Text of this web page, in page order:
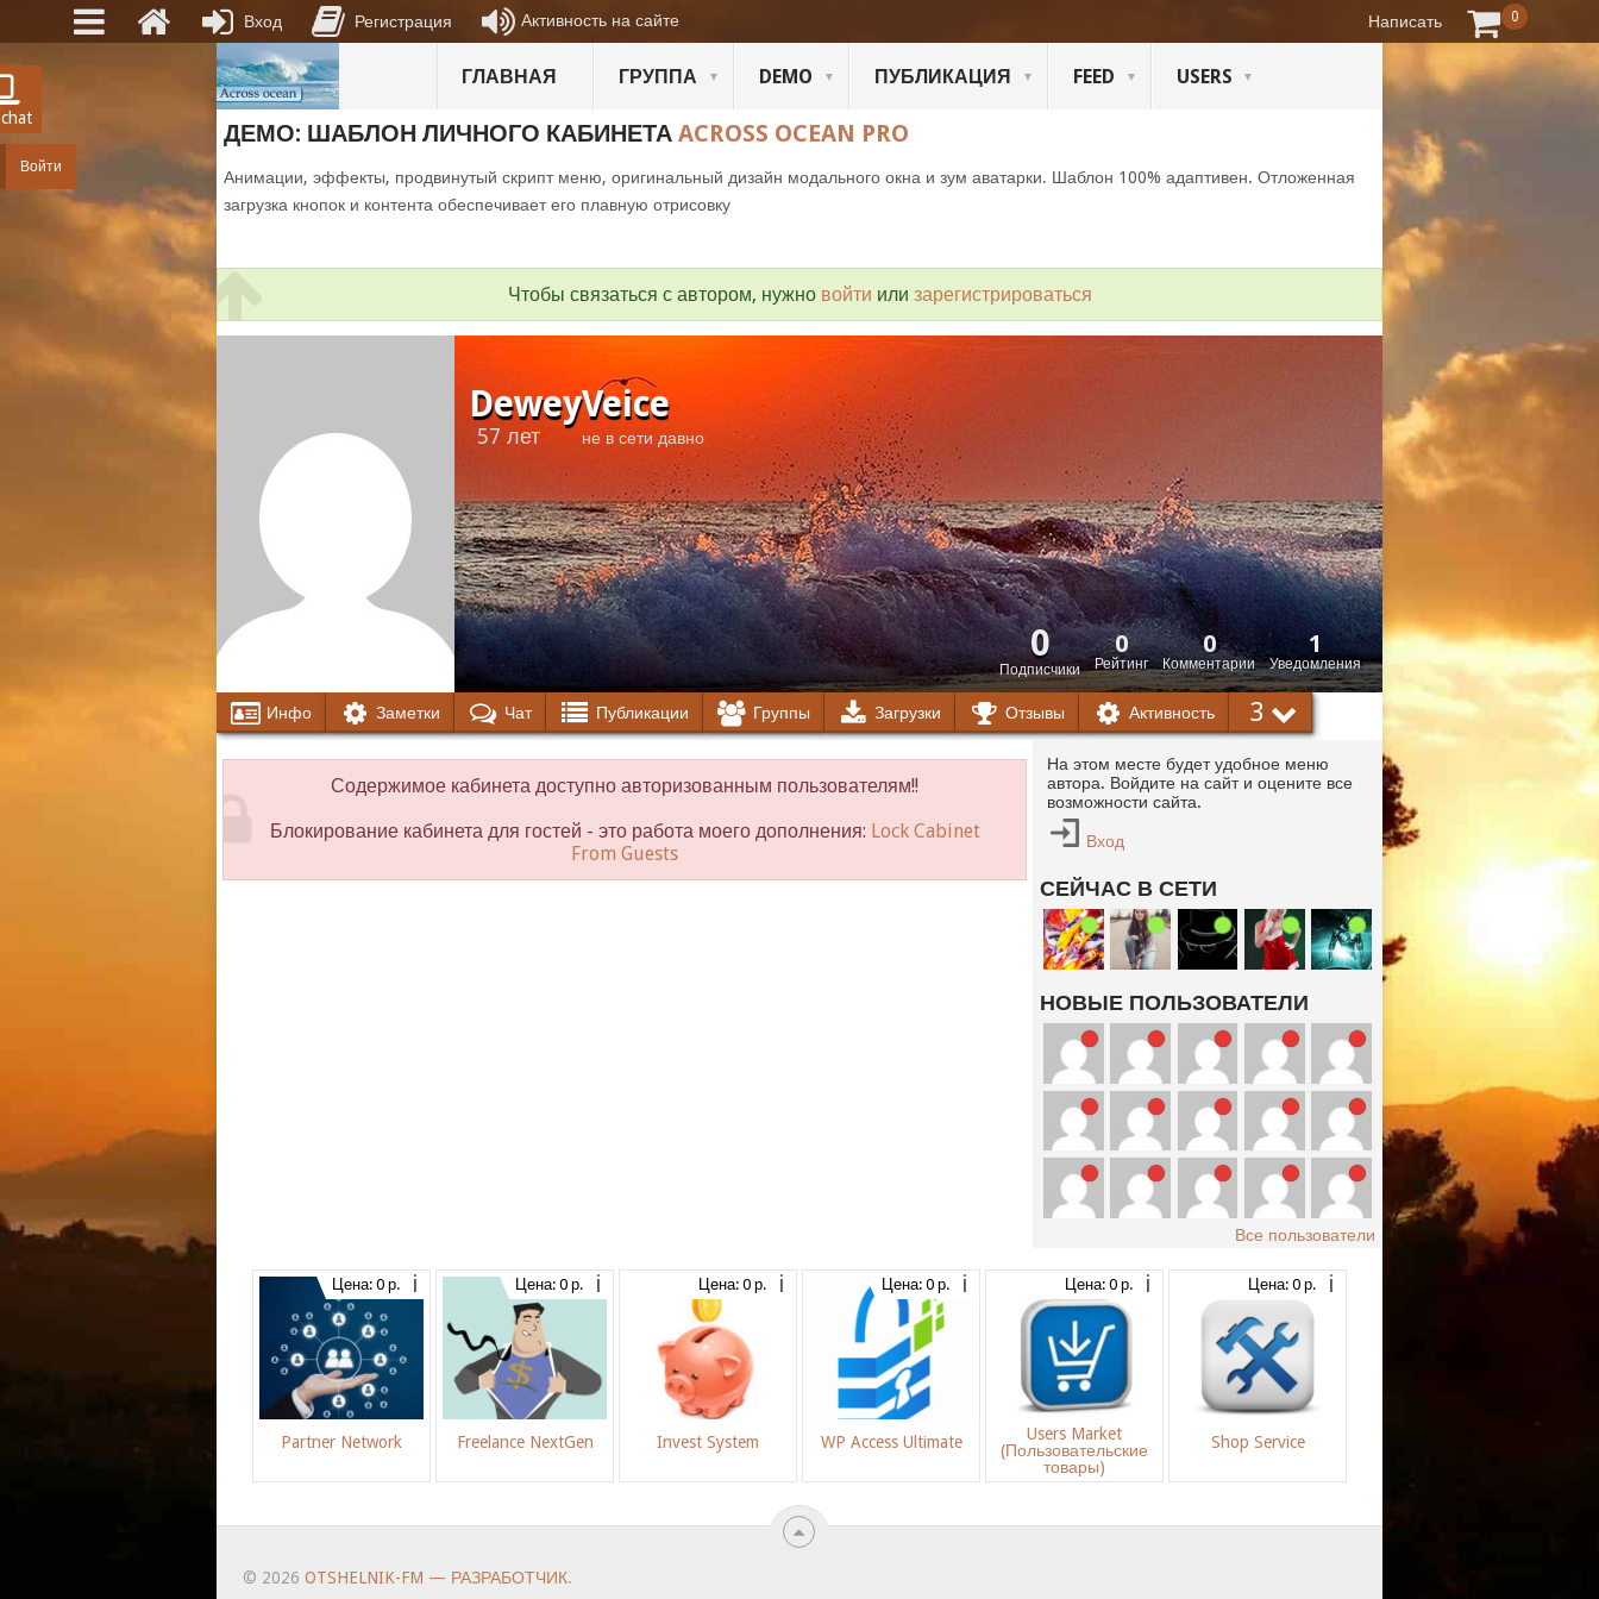
Войти
ГЛАВНАЯ ГРУППА DEMO ПУБЛИКАЦИЯ FEED USERS
ДЕМО: ШАБЛОН ЛИЧНОГО КАБИНЕТА ACROSS OCEAN PRO
Анимации, эффекты, продвинутый скрипт меню, оригинальный дизайн модального окна и зум аватарки. Шаблон 100% адаптивен. Отложенная
загрузка кнопок и контента обеспечивает его плавную отрисовку
Чтобы связаться с автором, нужно войти или зарегистрироваться
DeweyVeice
57 лет не в сети давно
Подписчики
0 Рейтинг
0
Комментарии
0
Уведомления
1
Инфо Заметки Чат Публикации Группы Загрузки Отзывы Активность 3
Содержимое кабинета доступно авторизованным пользователям!!
Блокирование кабинета для гостей - это работа моего дополнения: Lock Cabinet
From Guests
На этом месте будет удобное меню
автора. Войдите на сайт и оцените все
возможности сайта.
Вход
СЕЙЧАС В СЕТИ
НОВЫЕ ПОЛЬЗОВАТЕЛИ
Все пользователи
Цена: 0 р.
Partner Network
Цена: 0 р.
Freelance NextGen
Цена: 0 р.
Invest System
Цена: 0 р.
WP Access Ultimate
Цена: 0 р.
Users Market
(Пользовательские
товары)
Цена: 0 р.
Shop Service
© 2026 OTSHELNIK-FM — РАЗРАБОТЧИК.
Вход Регистрация Активность на сайте Написать 0